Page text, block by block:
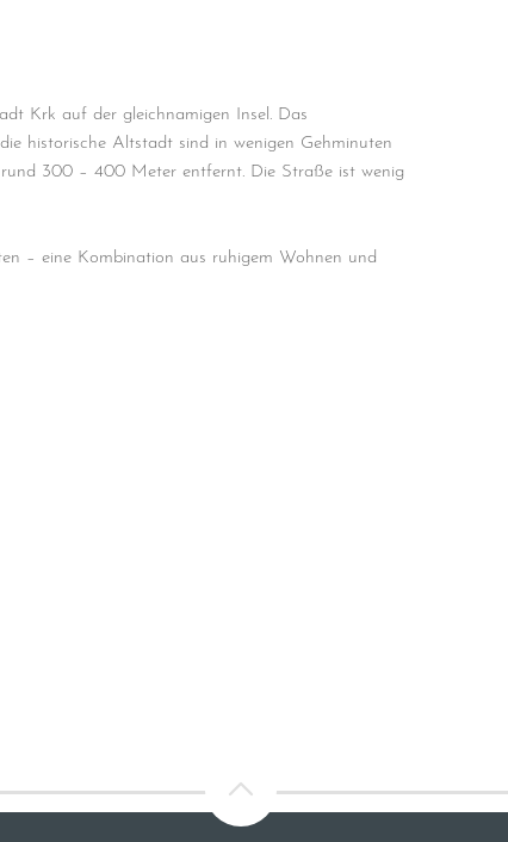
Krk auf der gleichnamigen Insel. Das
historische Altstadt sind in wenigen Gehminuten
rund 300 – 400 Meter entfernt. Die Straße ist wenig
– eine Kombination aus ruhigem Wohnen und